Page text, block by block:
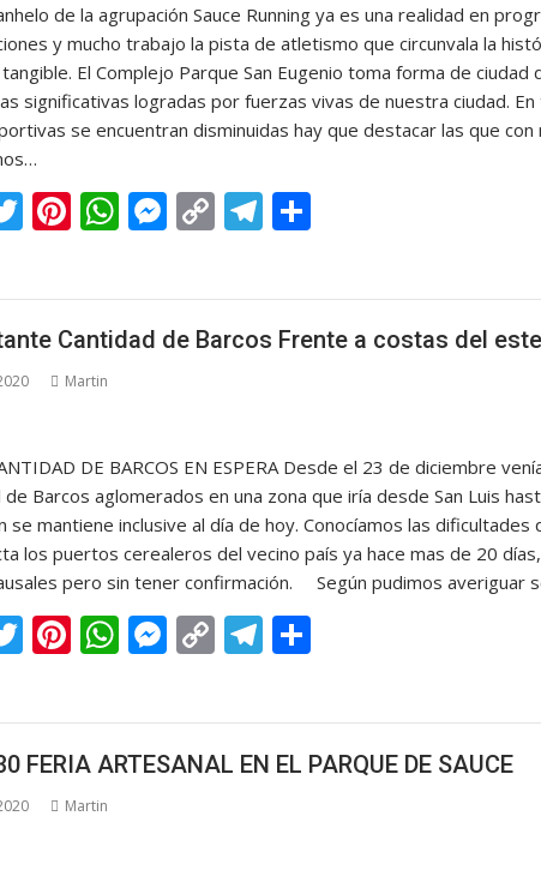
de la agrupación Sauce Running ya es una realidad en
y mucho trabajo la pista de atletismo que circunvala la
El Complejo Parque San Eugenio toma forma de
significativas logradas por fuerzas vivas de nuestra ciudad.
se encuentran disminuidas hay que destacar las que con
T
w
itt
er
Pi
nt
er
e
st
W
h
at
s
A
M
e
ss
e
n
C
o
p
y
Li
T
el
e
gr
a
m
p
ar
Cantidad de Barcos Frente a costas del este
Martin
DE BARCOS EN ESPERA Desde el 23 de diciembre
de Barcos aglomerados en una zona que iría desde San Luis
se mantiene inclusive al día de hoy. Conocíamos las
los puertos cerealeros del vecino país ya hace mas de 20
pero sin tener confirmación. Según pudimos averiguar
T
itt
er
Pi
er
e
st
W
at
s
A
M
ss
e
n
C
p
y
Li
T
e
gr
a
m
p
ar
FERIA ARTESANAL EN EL PARQUE DE SAUCE
Martin